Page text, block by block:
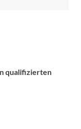
qualifizierten